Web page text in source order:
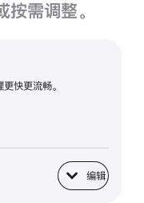
需调整。
快更流畅。
编辑
统一内存